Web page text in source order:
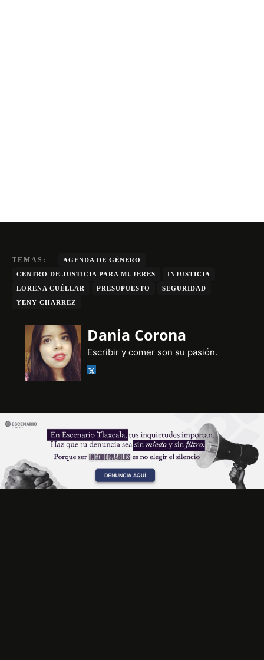
TEMAS:
AGENDA DE GÉNERO
CENTRO DE JUSTICIA PARA MUJERES
INJUSTICIA
LORENA CUÉLLAR
PRESUPUESTO
SEGURIDAD
YENY CHARREZ
Dania Corona
Escribir y comer son su pasión.